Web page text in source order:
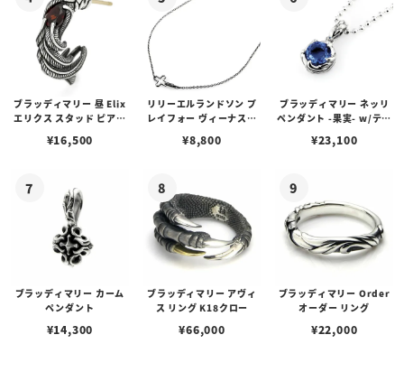
ブラッディマリー 昼 Elix
エリクス スタッド ピアス
¥16,500
リリーエルランドソン プ
レイフォー ヴィーナスチ
¥8,800
ブラッディマリー ネッリ
ペンダント -果実- w/ティ
¥23,100
ブラッディマリー カーム
ペンダント
¥14,300
ブラッディマリー アヴィ
ス リング K18クロー
¥66,000
ブラッディマリー Order
オーダー リング
¥22,000